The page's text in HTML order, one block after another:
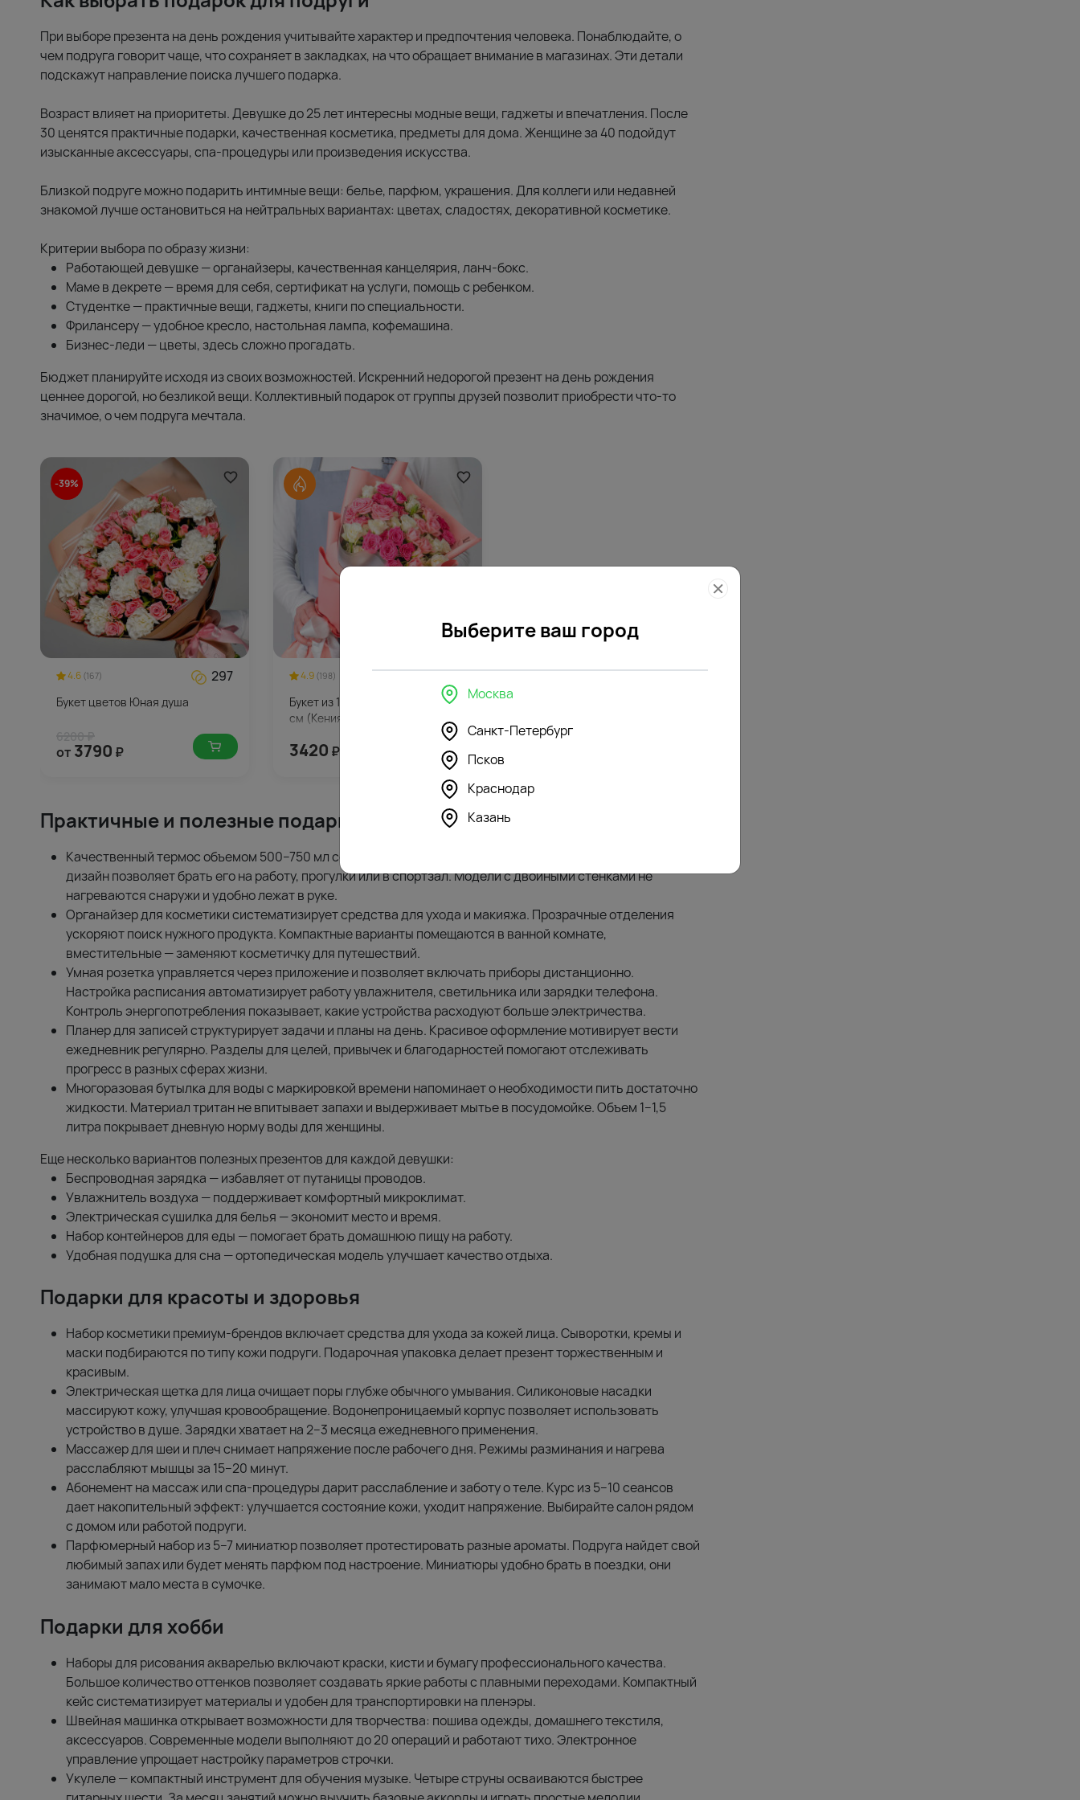
При выборе презента на день рождения учитывайте характер и предпочтения человека. Понаблюдайте, о
чем подруга говорит чаще, что сохраняет в закладках, на что обращает внимание в магазинах. Эти детали
подскажут направление поиска лучшего подарка.
Возраст влияет на приоритеты. Девушке до 25 лет интересны модные вещи, гаджеты и впечатления. После
30 ценятся практичные подарки, качественная косметика, предметы для дома. Женщине за 40 подойдут
изысканные аксессуары, спа-процедуры или произведения искусства.
Близкой подруге можно подарить интимные вещи: белье, парфюм, украшения. Для коллеги или недавней
знакомой лучше остановиться на нейтральных вариантах: цветах, сладостях, декоративной косметике.
Критерии выбора по образу жизни:
Работающей девушке — органайзеры, качественная канцелярия, ланч-бокс.
Маме в декрете — время для себя, сертификат на услуги, помощь с ребенком.
Студентке — практичные вещи, гаджеты, книги по специальности.
Фрилансеру — удобное кресло, настольная лампа, кофемашина.
Бизнес-леди — цветы, здесь сложно прогадать.
Бюджет планируйте исходя из своих возможностей. Искренний недорогой презент на день рождения
ценнее дорогой, но безликой вещи. Коллективный подарок от группы друзей позволит приобрести что-то
значимое, о чем подруга мечтала.
-39%
4.6 (167) 297
Букет цветов Юная душа
от 3790 ₽
4.9 (198) 171
Букет из 11 кустовых роз микс 40
см (Кения) в стильной упаковке
3420 ₽
Практичные и полезные подарки
Качественный термос объемом 500–750 мл сохраняет температуру напитков до 12 часов. Стильный
дизайн позволяет брать его на работу, прогулки или в спортзал. Модели с двойными стенками не
нагреваются снаружи и удобно лежат в руке.
Органайзер для косметики систематизирует средства для ухода и макияжа. Прозрачные отделения
ускоряют поиск нужного продукта. Компактные варианты помещаются в ванной комнате,
вместительные — заменяют косметичку для путешествий.
Умная розетка управляется через приложение и позволяет включать приборы дистанционно.
Настройка расписания автоматизирует работу увлажнителя, светильника или зарядки телефона.
Контроль энергопотребления показывает, какие устройства расходуют больше электричества.
Планер для записей структурирует задачи и планы на день. Красивое оформление мотивирует вести
ежедневник регулярно. Разделы для целей, привычек и благодарностей помогают отслеживать
прогресс в разных сферах жизни.
Многоразовая бутылка для воды с маркировкой времени напоминает о необходимости пить достаточно
жидкости. Материал тритан не впитывает запахи и выдерживает мытье в посудомойке. Объем 1–1,5
литра покрывает дневную норму воды для женщины.
Еще несколько вариантов полезных презентов для каждой девушки:
Беспроводная зарядка — избавляет от путаницы проводов.
Увлажнитель воздуха — поддерживает комфортный микроклимат.
Электрическая сушилка для белья — экономит место и время.
Набор контейнеров для еды — помогает брать домашнюю пищу на работу.
Удобная подушка для сна — ортопедическая модель улучшает качество отдыха.
Подарки для красоты и здоровья
Набор косметики премиум-брендов включает средства для ухода за кожей лица. Сыворотки, кремы и
маски подбираются по типу кожи подруги. Подарочная упаковка делает презент торжественным и
красивым.
Электрическая щетка для лица очищает поры глубже обычного умывания. Силиконовые насадки
массируют кожу, улучшая кровообращение. Водонепроницаемый корпус позволяет использовать
устройство в душе. Зарядки хватает на 2–3 месяца ежедневного применения.
Массажер для шеи и плеч снимает напряжение после рабочего дня. Режимы разминания и нагрева
расслабляют мышцы за 15–20 минут.
Абонемент на массаж или спа-процедуры дарит расслабление и заботу о теле. Курс из 5–10 сеансов
дает накопительный эффект: улучшается состояние кожи, уходит напряжение. Выбирайте салон рядом
с домом или работой подруги.
Парфюмерный набор из 5–7 миниатюр позволяет протестировать разные ароматы. Подруга найдет свой
любимый запах или будет менять парфюм под настроение. Миниатюры удобно брать в поездки, они
занимают мало места в сумочке.
Подарки для хобби
Наборы для рисования акварелью включают краски, кисти и бумагу профессионального качества.
Большое количество оттенков позволяет создавать яркие работы с плавными переходами. Компактный
кейс систематизирует материалы и удобен для транспортировки на пленэры.
Швейная машинка открывает возможности для творчества: пошива одежды, домашнего текстиля,
аксессуаров. Современные модели выполняют до 20 операций и работают тихо. Электронное
управление упрощает настройку параметров строчки.
Укулеле — компактный инструмент для обучения музыке. Четыре струны осваиваются быстрее
Выберите ваш город
Москва
Санкт-Петербург
Псков
Краснодар
Казань